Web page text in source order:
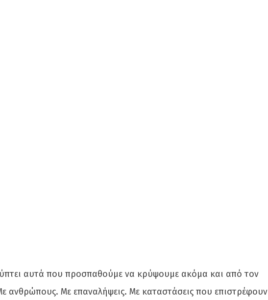
αυτά που προσπαθούμε να κρύψουμε ακόμα και από τον
ανθρώπους. Με επαναλήψεις. Με καταστάσεις που επιστρέφουν